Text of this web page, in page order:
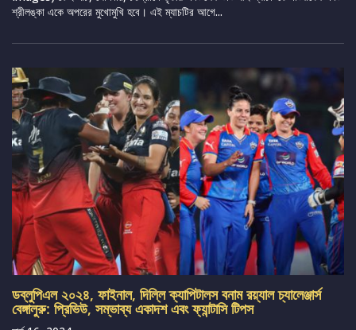
শ্রীলঙ্কা একে অপরের মুখোমুখি হবে। এই ম্যাচটির আগে...
ডব্লুপিএল ২০২৪, ফাইনাল, দিল্লি ক্যাপিটালস বনাম রয়্যাল চ্যালেঞ্জার্স
বেঙ্গালুরু: প্রিভিউ, সম্ভাব্য একাদশ এবং ফ্যান্টাসি টিপস